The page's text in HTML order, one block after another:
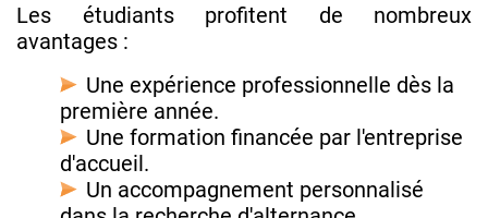
Les étudiants profitent de nombreux
avantages :
Une expérience professionnelle dès la
première année.
Une formation financée par l'entreprise
d'accueil.
Un accompagnement personnalisé